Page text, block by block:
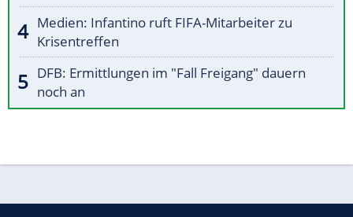
Medien: Infantino ruft FIFA-Mitarbeiter zu
Krisentreffen
DFB: Ermittlungen im "Fall Freigang" dauern
noch an